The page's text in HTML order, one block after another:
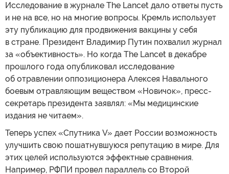
Исследование в журнале The Lancet дало ответы пусть
и не на все, но на многие вопросы. Кремль использует
эту публикацию для продвижения вакцины у себя
в стране. Президент Владимир Путин похвалил журнал
за «объективность». Но когда The Lancet в декабре
прошлого года опубликовал исследование
об отравлении оппозиционера Алексея Навального
боевым отравляющим веществом «Новичок», пресс-
секретарь президента заявлял: «Мы медицинские
издания не читаем».
Теперь успех «Спутника V» дает России возможность
улучшить свою пошатнувшуюся репутацию в мире. Для
этих целей используются эффектные сравнения.
Например, РФПИ провел параллель со Второй